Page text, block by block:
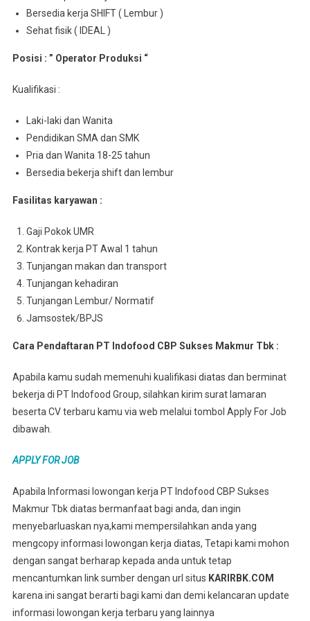
Bersedia kerja SHIFT ( Lembur )
Sehat fisik ( IDEAL )
Posisi : ” Operator Produksi “
Kualifikasi :
Laki-laki dan Wanita
Pendidikan SMA dan SMK
Pria dan Wanita 18-25 tahun
Bersedia bekerja shift dan lembur
Fasilitas karyawan :
Gaji Pokok UMR
Kontrak kerja PT Awal 1 tahun
Tunjangan makan dan transport
Tunjangan kehadiran
Tunjangan Lembur/ Normatif
Jamsostek/BPJS
Cara Pendaftaran PT Indofood CBP Sukses Makmur Tbk :
Apabila kamu sudah memenuhi kualifikasi diatas dan berminat
bekerja di PT Indofood Group, silahkan kirim surat lamaran
beserta CV terbaru kamu via web melalui tombol Apply For Job
dibawah.
APPLY FOR JOB
Apabila Informasi lowongan kerja PT Indofood CBP Sukses
Makmur Tbk diatas bermanfaat bagi anda, dan ingin
menyebarluaskan nya,kami mempersilahkan anda yang
mengcopy informasi lowongan kerja diatas, Tetapi kami mohon
dengan sangat berharap kepada anda untuk tetap
mencantumkan link sumber dengan url situs KARIRBK.COM
karena ini sangat berarti bagi kami dan demi kelancaran update
informasi lowongan kerja terbaru yang lainnya